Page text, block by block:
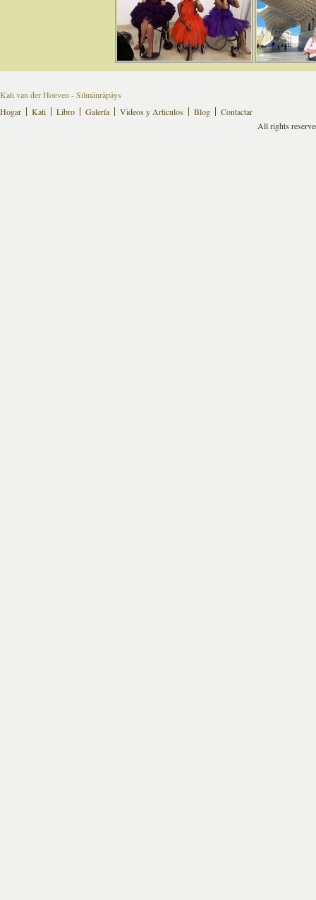
Kati van der Hoeven - Silmänräpäys
Hogar
Kati Libro Galería Videos y Articulos Blog
Contactar
All rights